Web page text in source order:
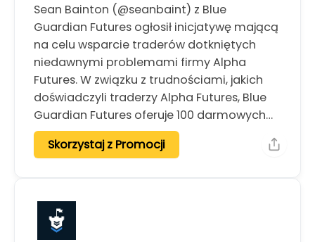
Sean Bainton (@seanbaint) z Blue
Guardian Futures ogłosił inicjatywę mającą
na celu wsparcie traderów dotkniętych
niedawnymi problemami firmy Alpha
Futures. W związku z trudnościami, jakich
doświadczyli traderzy Alpha Futures, Blue
Guardian Futures oferuje 100 darmowych…
Skorzystaj z Promocji